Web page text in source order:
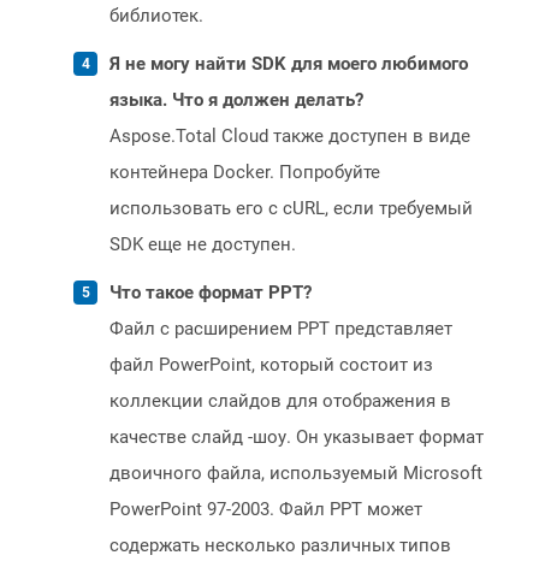
библиотек.
Я не могу найти SDK для моего любимого
языка. Что я должен делать?
Aspose.Total Cloud также доступен в виде
контейнера Docker. Попробуйте
использовать его с cURL, если требуемый
SDK еще не доступен.
Что такое формат PPT?
Файл с расширением PPT представляет
файл PowerPoint, который состоит из
коллекции слайдов для отображения в
качестве слайд -шоу. Он указывает формат
двоичного файла, используемый Microsoft
PowerPoint 97-2003. Файл PPT может
содержать несколько различных типов